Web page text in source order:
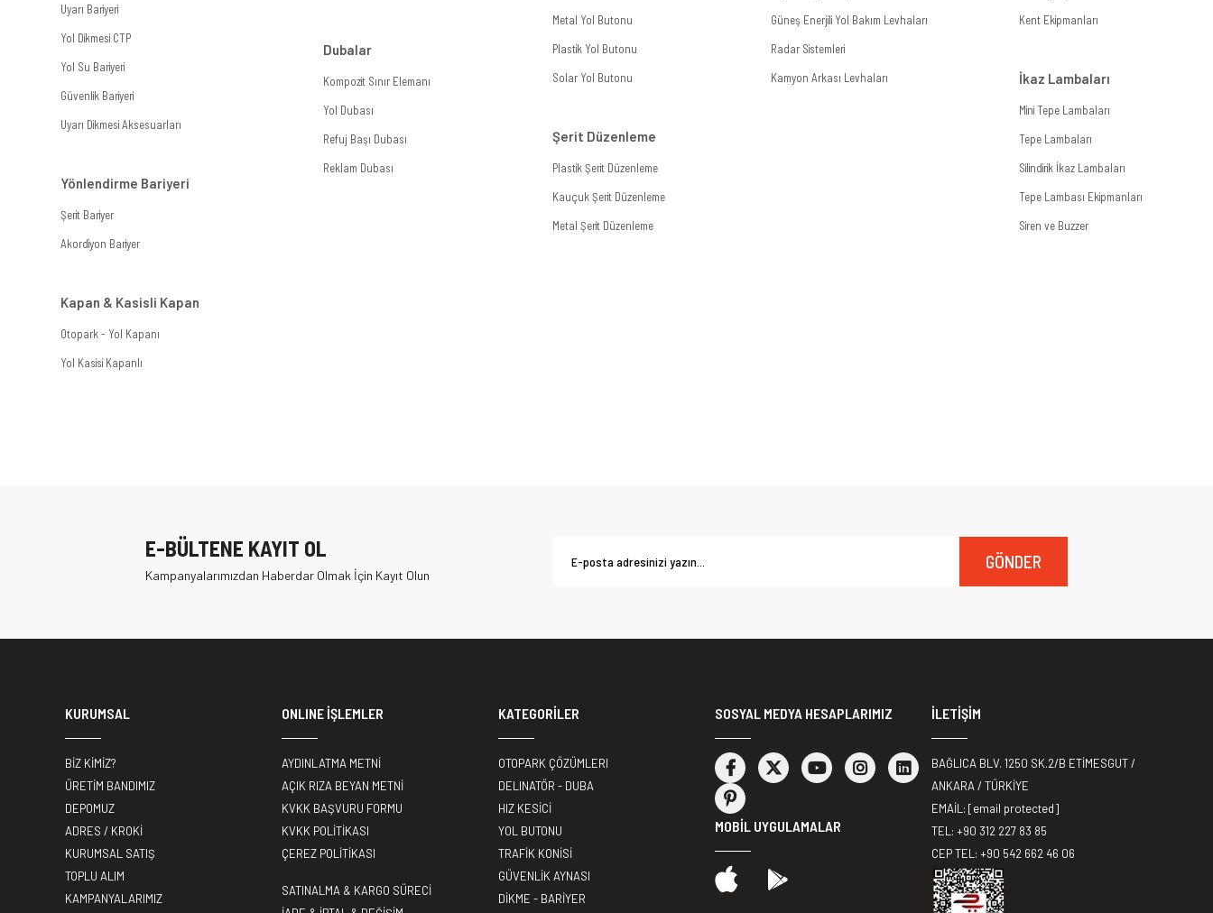
Uyarı Bariyeri
Yol Dikmesi CTP
Yol Su Bariyeri
Güvenlik Bariyeri
Uyarı Dikmesi Aksesuarları
Yönlendirme Bariyeri
Şerit Bariyer
Akordiyon Bariyer
Kapan & Kasisli Kapan
Otopark - Yol Kapanı
Yol Kasisi Kapanlı
Dubalar
Kompozit Sınır Elemanı
Yol Dubası
Refuj Başı Dubası
Reklam Dubası
Metal Yol Butonu
Plastik Yol Butonu
Solar Yol Butonu
Şerit Düzenleme
Plastik Şerit Düzenleme
Kauçuk Şerit Düzenleme
Metal Şerit Düzenleme
Güneş Enerjili Yol Bakım Levhaları
Radar Sistemleri
Kamyon Arkası Levhaları
Kent Ekipmanları
İkaz Lambaları
Mini Tepe Lambaları
Tepe Lambaları
Silindirik İkaz Lambaları
Tepe Lambası Ekipmanları
Siren ve Buzzer
E-BÜLTENE KAYIT OL
Kampanyalarımızdan Haberdar Olmak İçin Kayıt Olun
GÖNDER
KURUMSAL
BİZ KİMİZ?
ÜRETİM BANDIMIZ
DEPOMUZ
ADRES / KROKİ
KURUMSAL SATIŞ
TOPLU ALIM
KAMPANYALARIMIZ
ONLINE İŞLEMLER
AYDINLATMA METNİ
AÇIK RIZA BEYAN METNİ
KVKK BAŞVURU FORMU
KVKK POLİTİKASI
ÇEREZ POLİTİKASI
SATINALMA & KARGO SÜRECİ
KATEGORİLER
OTOPARK ÇÖZÜMLERI
DELINATÖR - DUBA
HIZ KESİCİ
YOL BUTONU
TRAFİK KONİSİ
GÜVENLİK AYNASI
DİKME - BARİYER
SOSYAL MEDYA HESAPLARIMIZ
MOBİL UYGULAMALAR
İLETİŞİM
BAĞLICA BLV. 1250 SK.2/B ETİMESGUT /
ANKARA / TÜRKİYE
EMAİL: [email protected]
TEL: +90 312 227 83 85
CEP TEL: +90 542 662 46 06